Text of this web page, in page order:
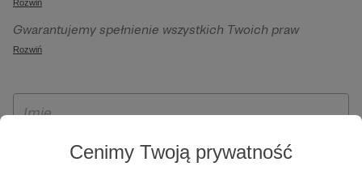
Cenimy Twoją prywatność
092 Warszawa. Twoje dane osobowe będą przetwarzane w
szczególności w celu wykonania umowy zawartej z Tobą, w
Patronite.pl, w tym możliwości dokonywania oraz
otrzymywania wsparcia na naszej platformie oraz
Rozwiń
Gwarantujemy spełnienie wszystkich Twoich praw
wynikających z ogólnego rozporządzenia o ochronie
ich przenoszenia, niepodlegania zautomatyzowanemu
wyrażenia sprzeciwu wobec przetwarzania Twoich danych
osobowych. Rejestracja dla osób niepełnoletnich możliwa
Rozwiń